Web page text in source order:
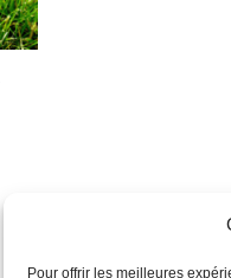
Pour offrir les meilleures